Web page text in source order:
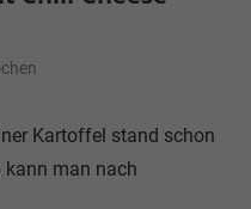
Kartoffel stand schon
kann man nach